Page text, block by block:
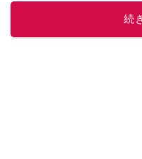
レビューしています。毎日トレン
してください
続